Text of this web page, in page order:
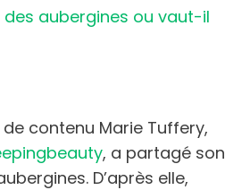
aubergines ou vaut-il
contenu Marie Tuffery,
, a partagé son
D’après elle,